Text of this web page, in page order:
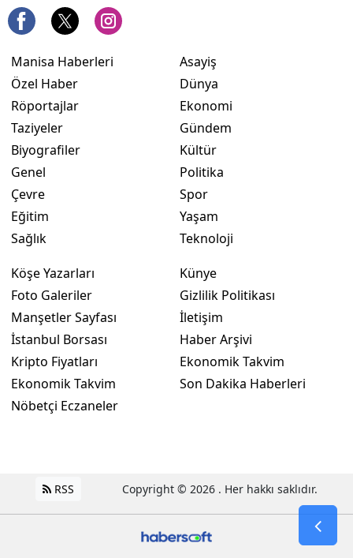
Manisa Haberleri
Özel Haber
Röportajlar
Taziyeler
Biyografiler
Genel
Çevre
Eğitim
Sağlık
Asayiş
Dünya
Ekonomi
Gündem
Kültür
Politika
Spor
Yaşam
Teknoloji
Köşe Yazarları
Foto Galeriler
Manşetler Sayfası
İstanbul Borsası
Kripto Fiyatları
Ekonomik Takvim
Nöbetçi Eczaneler
Künye
Gizlilik Politikası
İletişim
Haber Arşivi
Ekonomik Takvim
Son Dakika Haberleri
RSS Copyright © 2026 . Her hakkı saklıdır.